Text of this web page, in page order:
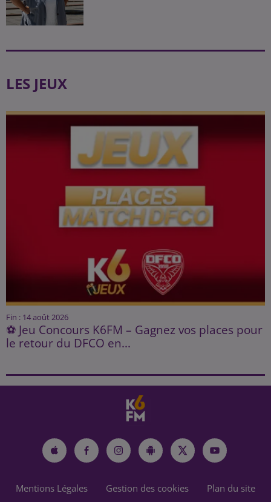
LES JEUX
Fin : 14 août 2026
⚽ Jeu Concours K6FM – Gagnez vos places pour
le retour du DFCO en...
Mentions Légales Gestion des cookies Plan du site